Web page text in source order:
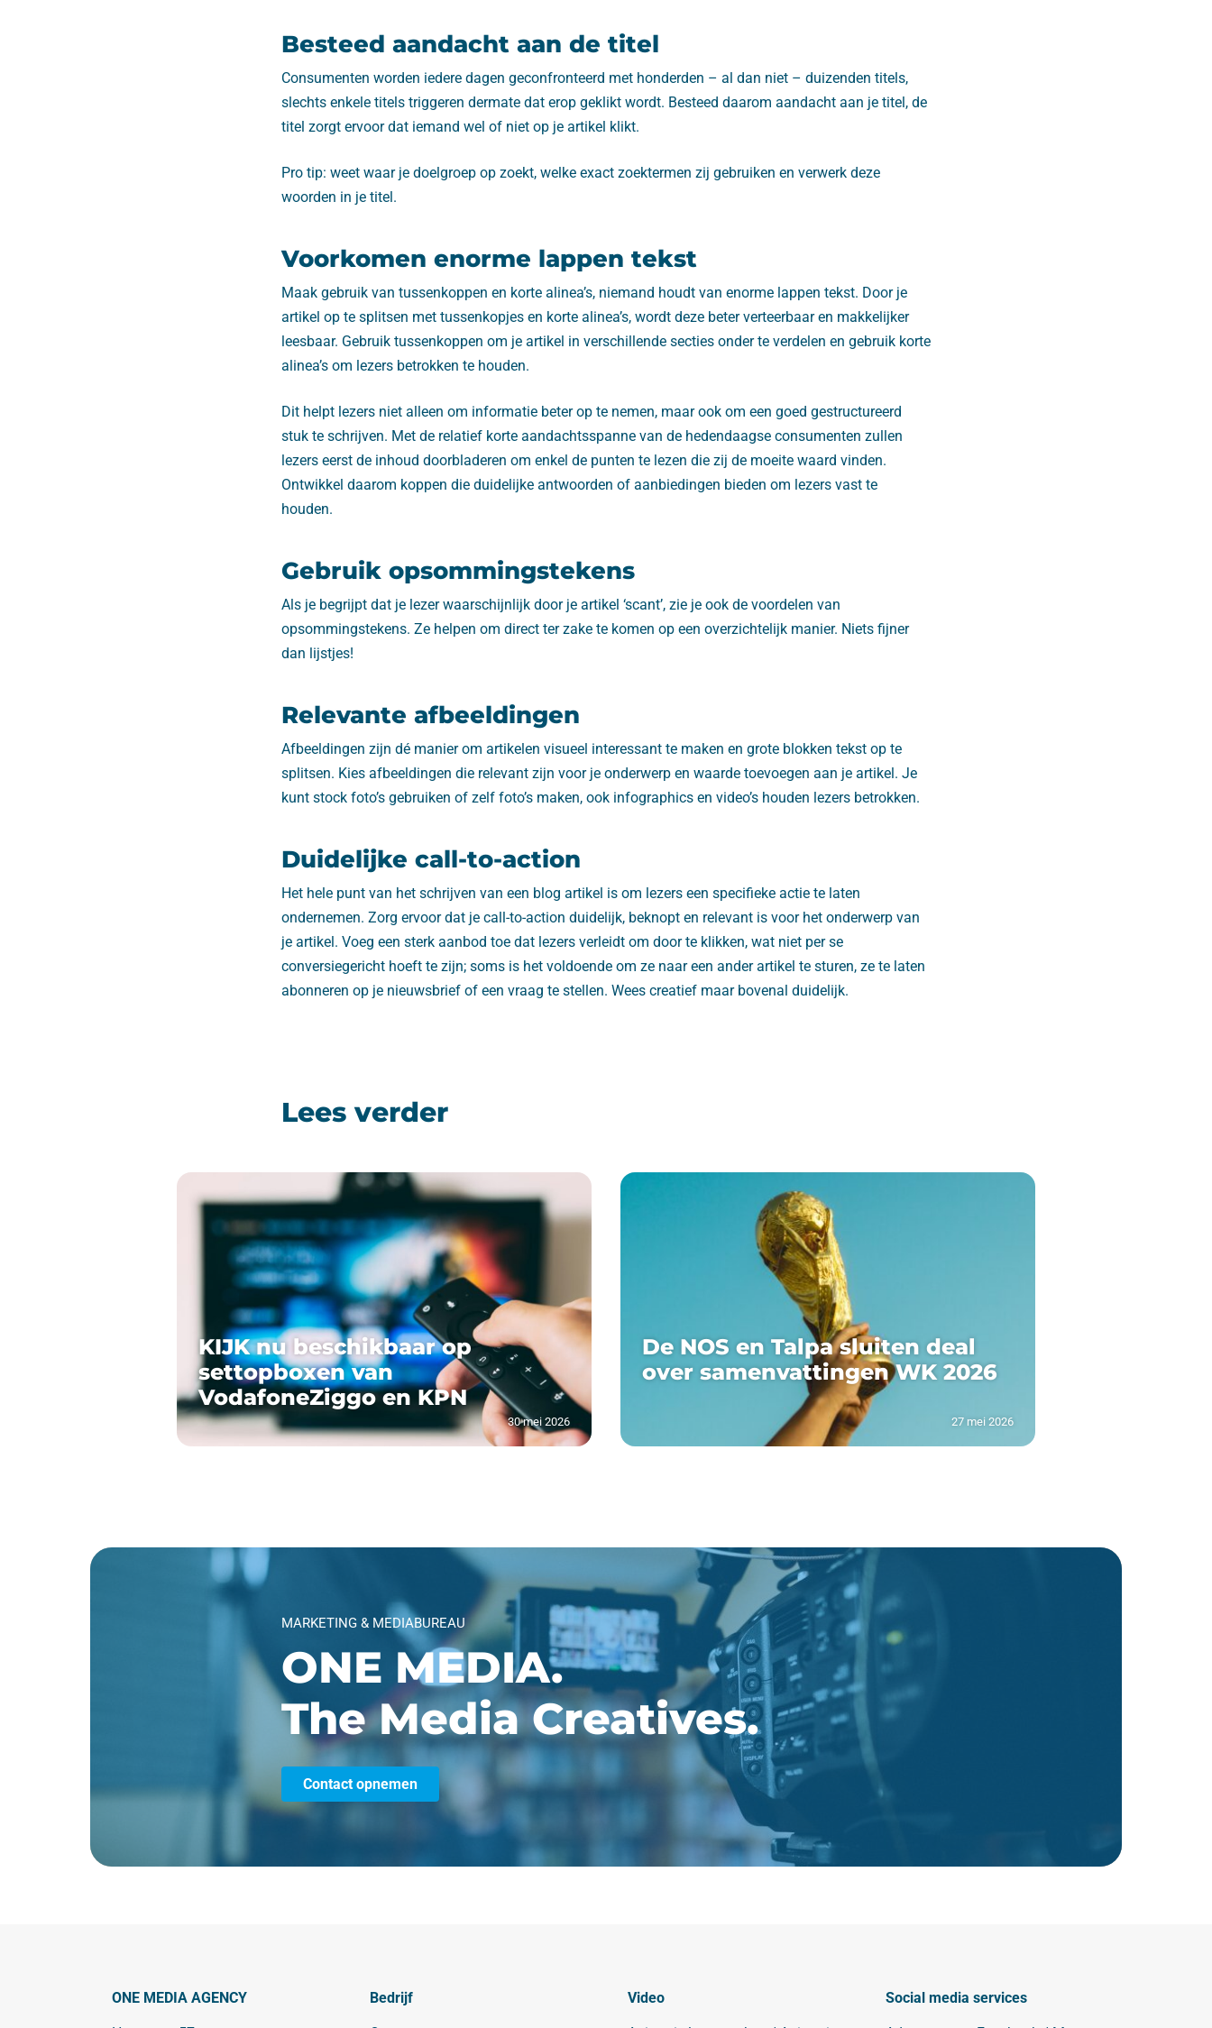
Besteed aandacht aan de titel
Consumenten worden iedere dagen geconfronteerd met honderden – al dan niet – duizenden titels,
slechts enkele titels triggeren dermate dat erop geklikt wordt. Besteed daarom aandacht aan je titel, de
titel zorgt ervoor dat iemand wel of niet op je artikel klikt.
Pro tip: weet waar je doelgroep op zoekt, welke exact zoektermen zij gebruiken en verwerk deze
woorden in je titel.
Voorkomen enorme lappen tekst
Maak gebruik van tussenkoppen en korte alinea’s, niemand houdt van enorme lappen tekst. Door je
artikel op te splitsen met tussenkopjes en korte alinea’s, wordt deze beter verteerbaar en makkelijker
leesbaar. Gebruik tussenkoppen om je artikel in verschillende secties onder te verdelen en gebruik korte
alinea’s om lezers betrokken te houden.
Dit helpt lezers niet alleen om informatie beter op te nemen, maar ook om een ​​goed gestructureerd
stuk te schrijven. Met de relatief korte aandachtsspanne van de hedendaagse consumenten zullen
lezers eerst de inhoud doorbladeren om enkel de punten te lezen die zij de moeite waard vinden.
Ontwikkel daarom koppen die duidelijke antwoorden of aanbiedingen bieden om lezers vast te
houden.
Gebruik opsommingstekens
Als je begrijpt dat je lezer waarschijnlijk door je artikel ‘scant’, zie je ook de voordelen van
opsommingstekens. Ze helpen om direct ter zake te komen op een overzichtelijk manier. Niets fijner
dan lijstjes!
Relevante afbeeldingen
Afbeeldingen zijn dé manier om artikelen visueel interessant te maken en grote blokken tekst op te
splitsen. Kies afbeeldingen die relevant zijn voor je onderwerp en waarde toevoegen aan je artikel. Je
kunt stock foto’s gebruiken of zelf foto’s maken, ook infographics en video’s houden lezers betrokken.
Duidelijke call-to-action
Het hele punt van het schrijven van een blog artikel is om lezers een specifieke actie te laten
ondernemen. Zorg ervoor dat je call-to-action duidelijk, beknopt en relevant is voor het onderwerp van
je artikel. Voeg een sterk aanbod toe dat lezers verleidt om door te klikken, wat niet per se
conversiegericht hoeft te zijn; soms is het voldoende om ze naar een ander artikel te sturen, ze te laten
abonneren op je nieuwsbrief of een vraag te stellen. Wees creatief maar bovenal duidelijk.
Lees verder
KIJK nu beschikbaar op
settopboxen van
VodafoneZiggo en KPN
30 mei 2026
De NOS en Talpa sluiten deal
over samenvattingen WK 2026
27 mei 2026
MARKETING & MEDIABUREAU
ONE MEDIA.
The Media Creatives.
Contact opnemen
Bedrijf Video Social media services
ONE MEDIA AGENCY